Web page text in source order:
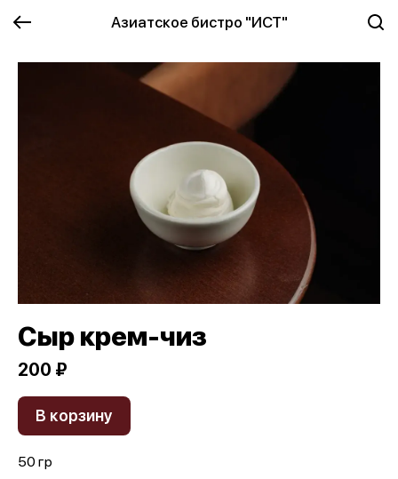
Азиатское бистро "ИСТ"
Сыр крем-чиз
200 ₽
В корзину
50 гр